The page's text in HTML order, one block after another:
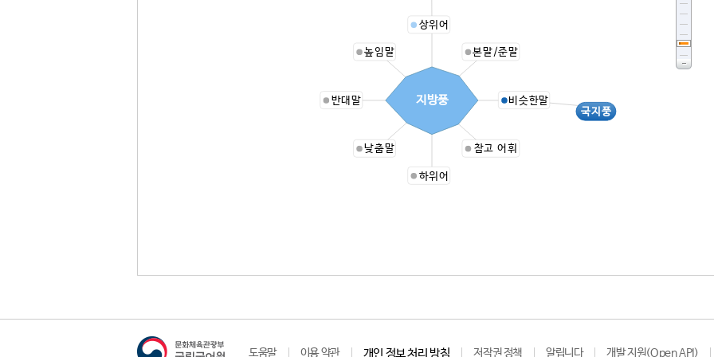
상위어
본말/준말
국지풍
비슷한말
참고 어휘
하위어
낮춤말
반대말
높임말
지방풍
도움말 이용 약관 개인 정보 처리 방침 저작권 정책 알립니다 개발 지원(Open API)